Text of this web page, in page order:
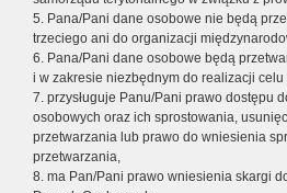
5. Pana/Pani dane osobowe nie będą
trzeciego ani do organizacji
6. Pana/Pani dane osobowe będą
i w zakresie niezbędnym do realizacji
7. przysługuje Panu/Pani prawo dostępu
osobowych oraz ich sprostowania,
przetwarzania lub prawo do wniesienia
przetwarzania,
8. ma Pan/Pani prawo wniesienia skargi